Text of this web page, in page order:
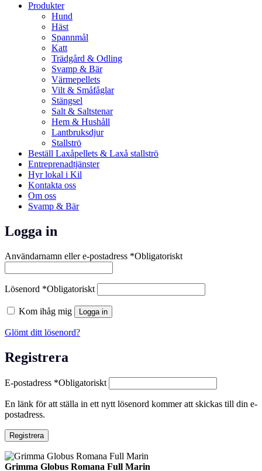
Produkter
Hund
Häst
Spannmål
Katt
Trädgård & Odling
Svamp & Bär
Värmepellets
Vilt & Småfåglar
Stängsel
Salt & Saltstenar
Hem & Hushåll
Lantbruksdjur
Stallströ
Beställ Laxåpellets & Laxå stallströ
Entreprenadtjänster
Hyr lokal i Kil
Kontakta oss
Om oss
Svamp & Bär
Logga in
Användarnamn eller e-postadress *Obligatoriskt
Lösenord *Obligatoriskt
Kom ihåg mig Logga in
Glömt ditt lösenord?
Registrera
E-postadress *Obligatoriskt
En länk för att ställa in ett nytt lösenord kommer att skickas till din e-
postadress.
Registrera
Grimma Globus Romana Full Marin